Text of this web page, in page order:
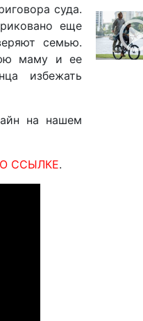
суда.
еще
семью.
маму и ее
избежать
на нашем
ССЫЛКЕ.